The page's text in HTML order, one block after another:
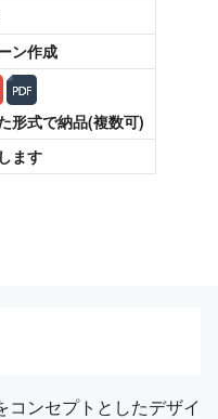
ン作成
形式で納品(複数可)
します
ンセプトとしたデザイ